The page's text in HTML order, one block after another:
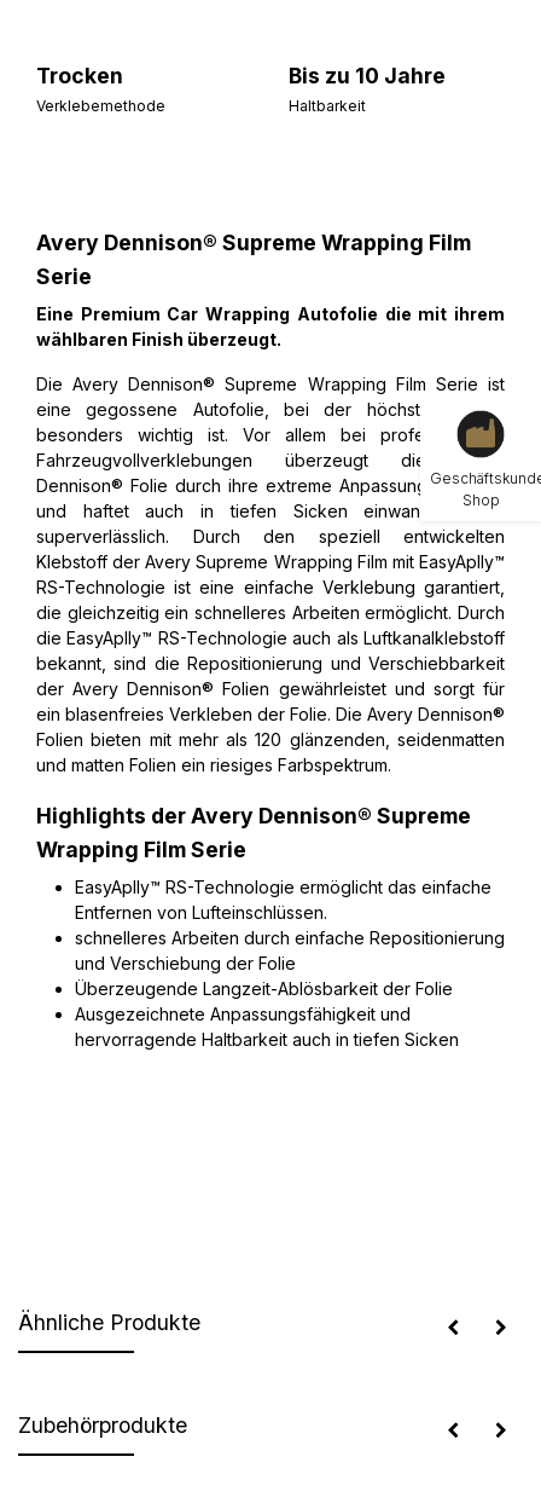
Avery Dennison® Supreme Wrapping Film
Serie
Eine Premium Car Wrapping Autofolie die mit ihrem
wählbaren Finish überzeugt.
Die Avery Dennison® Supreme Wrapping Film Serie ist
eine gegossene Autofolie, bei der höchste
Qualität
besonders wichtig ist. Vor allem bei professionellen
Fahrzeugvollverklebungen überzeugt die Avery
Dennison® Folie durch ihre extreme Anpassungsfähigkeit
und haftet auch in tiefen Sicken einwandfrei und
superverlässlich. Durch den speziell entwickelten
Klebstoff der Avery Supreme Wrapping Film mit EasyAplly™
RS-Technologie ist eine einfache Verklebung garantiert,
die gleichzeitig ein schnelleres Arbeiten ermöglicht. Durch
die EasyAplly™ RS-Technologie auch als Luftkanalklebstoff
bekannt, sind die Repositionierung und Verschiebbarkeit
der Avery Dennison® Folien gewährleistet und sorgt für
ein blasenfreies Verkleben der Folie. Die Avery Dennison®
Folien bieten mit mehr als 120 glänzenden, seidenmatten
und matten Folien ein riesiges Farbspektrum.
Highlights der Avery Dennison® Supreme
Wrapping Film Serie
EasyAplly™ RS-Technologie ermöglicht das einfache
Entfernen von Lufteinschlüssen.
schnelleres Arbeiten durch einfache Repositionierung
und Verschiebung der Folie
Überzeugende Langzeit-Ablösbarkeit der Folie
Ausgezeichnete Anpassungsfähigkeit und
hervorragende Haltbarkeit auch in tiefen Sicken
Trocken
Verklebemethode
Bis zu 10 Jahre
Haltbarkeit
Ähnliche Produkte
Zubehörprodukte
Shop